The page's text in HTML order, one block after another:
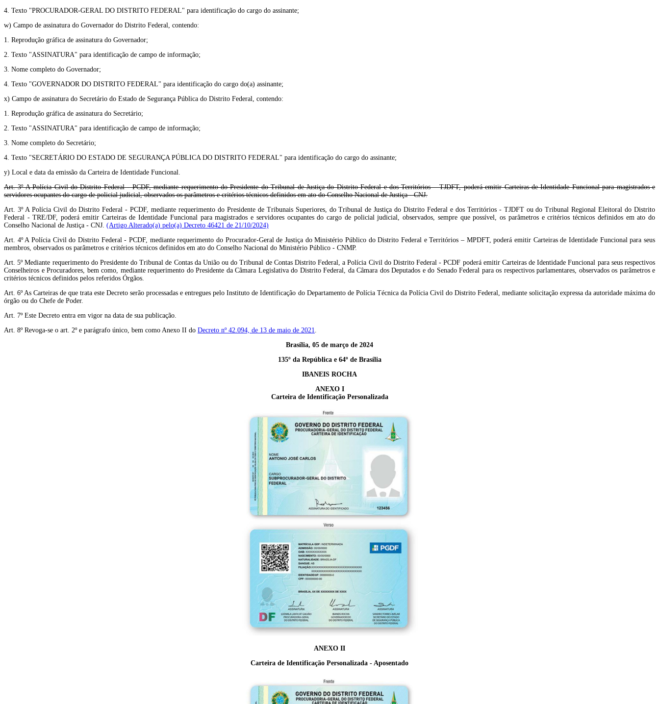
4. Texto "PROCURADOR-GERAL DO DISTRITO FEDERAL" para identificação do cargo do assinante;
w) Campo de assinatura do Governador do Distrito Federal, contendo:
1. Reprodução gráfica de assinatura do Governador;
2. Texto "ASSINATURA" para identificação de campo de informação;
3. Nome completo do Governador;
4. Texto "GOVERNADOR DO DISTRITO FEDERAL" para identificação do cargo do(a) assinante;
x) Campo de assinatura do Secretário do Estado de Segurança Pública do Distrito Federal, contendo:
1. Reprodução gráfica de assinatura do Secretário;
2. Texto "ASSINATURA" para identificação de campo de informação;
3. Nome completo do Secretário;
4. Texto "SECRETÁRIO DO ESTADO DE SEGURANÇA PÚBLICA DO DISTRITO FEDERAL" para identificação do cargo do assinante;
y) Local e data da emissão da Carteira de Identidade Funcional.
Art. 3º A Polícia Civil do Distrito Federal - PCDF, mediante requerimento do Presidente do Tribunal de Justiça do Distrito Federal e dos Territórios – TJDFT, poderá emitir Carteiras de Identidade Funcional para magistrados e
servidores ocupantes do cargo de policial judicial, observados os parâmetros e critérios técnicos definidos em ato do Conselho Nacional de Justiça - CNJ.
Art. 3º A Polícia Civil do Distrito Federal - PCDF, mediante requerimento do Presidente de Tribunais Superiores, do Tribunal de Justiça do Distrito Federal e dos Territórios - TJDFT ou do Tribunal Regional Eleitoral do Distrito
Federal - TRE/DF, poderá emitir Carteiras de Identidade Funcional para magistrados e servidores ocupantes do cargo de policial judicial, observados, sempre que possível, os parâmetros e critérios técnicos definidos em ato do
Conselho Nacional de Justiça - CNJ. (Artigo Alterado(a) pelo(a) Decreto 46421 de 21/10/2024)
Art. 4º A Polícia Civil do Distrito Federal - PCDF, mediante requerimento do Procurador-Geral de Justiça do Ministério Público do Distrito Federal e Territórios – MPDFT, poderá emitir Carteiras de Identidade Funcional para seus
membros, observados os parâmetros e critérios técnicos definidos em ato do Conselho Nacional do Ministério Público - CNMP.
Art. 5º Mediante requerimento do Presidente do Tribunal de Contas da União ou do Tribunal de Contas Distrito Federal, a Polícia Civil do Distrito Federal - PCDF poderá emitir Carteiras de Identidade Funcional para seus respectivos
Conselheiros e Procuradores, bem como, mediante requerimento do Presidente da Câmara Legislativa do Distrito Federal, da Câmara dos Deputados e do Senado Federal para os respectivos parlamentares, observados os parâmetros e
critérios técnicos definidos pelos referidos Órgãos.
Art. 6º As Carteiras de que trata este Decreto serão processadas e entregues pelo Instituto de Identificação do Departamento de Polícia Técnica da Polícia Civil do Distrito Federal, mediante solicitação expressa da autoridade máxima do
órgão ou do Chefe de Poder.
Art. 7º Este Decreto entra em vigor na data de sua publicação.
Art. 8º Revoga-se o art. 2º e parágrafo único, bem como Anexo II do Decreto nº 42.094, de 13 de maio de 2021.
Brasília, 05 de março de 2024
135º da República e 64º de Brasília
IBANEIS ROCHA
ANEXO I
Carteira de Identificação Personalizada
ANEXO II
Carteira de Identificação Personalizada - Aposentado